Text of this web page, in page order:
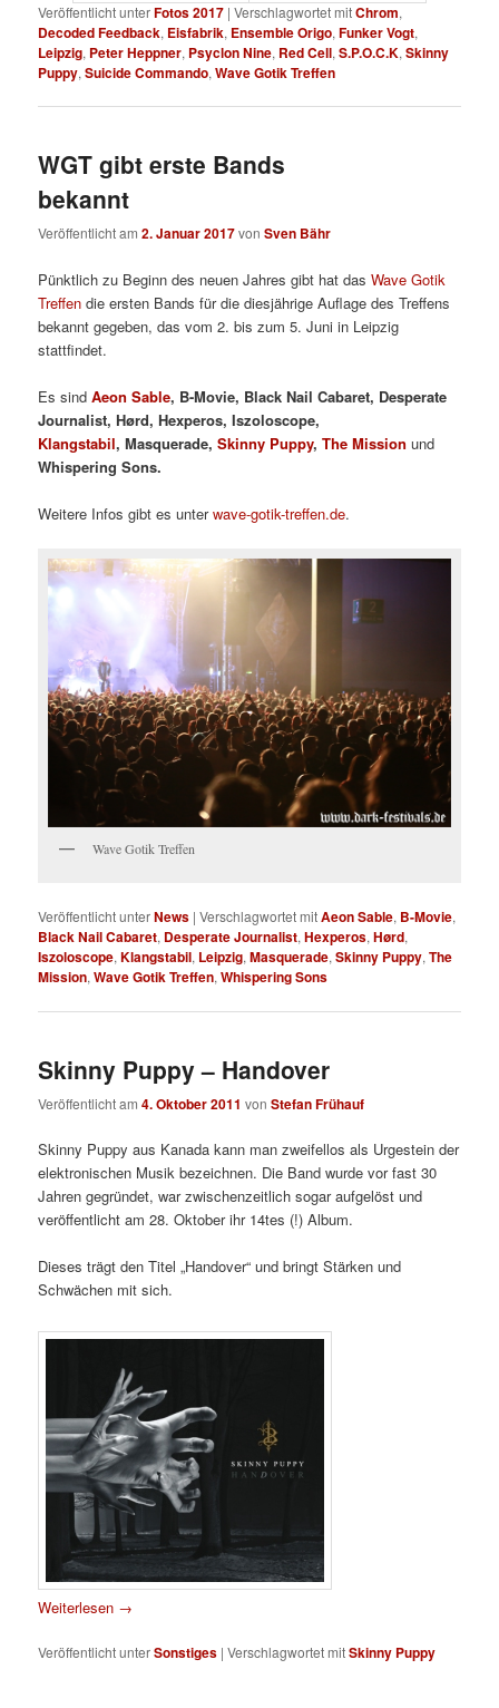
Veröffentlicht unterFotos 2017 |Verschlagwortet mitChrom,
Decoded Feedback, Eisfabrik, Ensemble Origo,Funker Vogt,
Leipzig, Peter Heppner, Psyclon Nine, Red Cell,S.P.O.C.K,Skinny
Puppy,Suicide Commando,Wave Gotik Treffen
WGT gibt erste Bands
bekannt
Veröffentlicht am2. Januar 2017vonSven Bähr
Pünktlich zu Beginn des neuen Jahres gibt hat dasWave Gotik
Treffen die ersten Bands für die diesjährige Auflage des Treffens
bekannt gegeben, das vom 2. bis zum 5. Juni in Leipzig
stattfindet.
Es sindAeon Sable, B-Movie, Black Nail Cabaret, Desperate
Journalist,Hørd,Hexperos,Iszoloscope,
Klangstabil,Masquerade,Skinny Puppy,The Mission und
Whispering Sons.
Weitere Infos gibt es unterwave-gotik-treffen.de.
Wave Gotik Treffen
Veröffentlicht unterNews |Verschlagwortet mitAeon Sable, B-Movie,
Black Nail Cabaret, Desperate Journalist,Hexperos,Hørd,
Iszoloscope,Klangstabil, Leipzig,Masquerade,Skinny Puppy,The
Mission,Wave Gotik Treffen,Whispering Sons
Skinny Puppy – Handover
Veröffentlicht am4. Oktober 2011 vonStefan Frühauf
Skinny Puppy aus Kanada kann man zweifellos als Urgestein der
elektronischen Musik bezeichnen. Die Band wurde vor fast 30
Jahren gegründet, war zwischenzeitlich sogar aufgelöst und
veröffentlicht am 28. Oktober ihr 14tes (!) Album.
Dieses trägt den Titel „Handover“ und bringt Stärken und
Schwächen mit sich.
Weiterlesen →
Veröffentlicht unterSonstiges |Verschlagwortet mitSkinny Puppy